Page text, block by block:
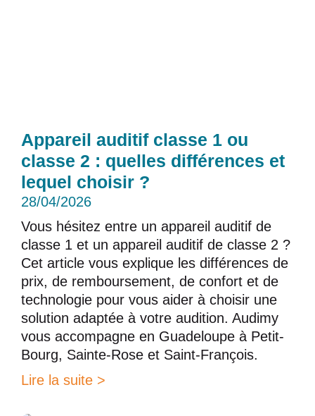
Appareil auditif classe 1 ou
classe 2 : quelles différences et
lequel choisir ?
28/04/2026
Vous hésitez entre un appareil auditif de
classe 1 et un appareil auditif de classe 2 ?
Cet article vous explique les différences de
prix, de remboursement, de confort et de
technologie pour vous aider à choisir une
solution adaptée à votre audition. Audimy
vous accompagne en Guadeloupe à Petit-
Bourg, Sainte-Rose et Saint-François.
Lire la suite >